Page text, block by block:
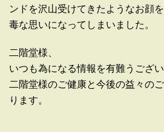
ンドを沢山受けてきたようなお顔
毒な思いになってしまいました。
二階堂様、
いつも為になる情報を有難うござい
二階堂様のご健康と今後の益々の
ります。